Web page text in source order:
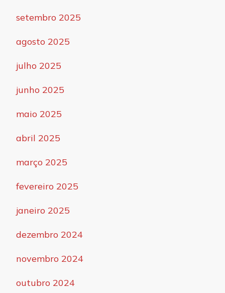
setembro 2025
agosto 2025
julho 2025
junho 2025
maio 2025
abril 2025
março 2025
fevereiro 2025
janeiro 2025
dezembro 2024
novembro 2024
outubro 2024